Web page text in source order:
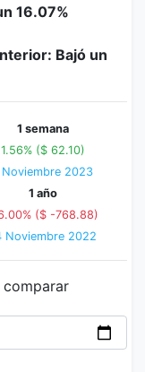
16.07%
Bajó un
1 semana
1.56% ($ 62.10)
Noviembre 2023
1 año
($ -768.88)
Noviembre 2022
comparar